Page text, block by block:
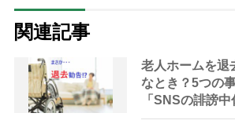
関連記事
老人ホームを退
なとき？5つの
「SNSの誹謗中
【社会福祉士解